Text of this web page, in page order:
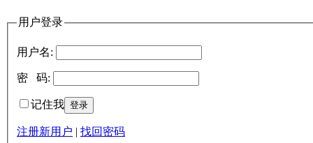
用户登录
用户名:
密 码:
记住我
注册新用户 | 找回密码